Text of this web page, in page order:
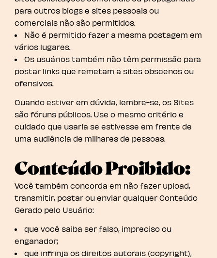
para outros blogs e sites pessoais ou
comerciais não são permitidos.
Não é permitido fazer a mesma postagem em
vários lugares.
Os usuários também não têm permissão para
postar links que remetam a sites obscenos ou
ofensivos.
Quando estiver em dúvida, lembre-se, os Sites
são fóruns públicos. Use o mesmo critério e
cuidado que usaria se estivesse em frente de
uma audiência de milhares de pessoas.
Conteúdo Proibido:
Você também concorda em não fazer upload,
transmitir, postar ou enviar qualquer Conteúdo
Gerado pelo Usuário:
que você saiba ser falso, impreciso ou
enganador;
que infrinja os direitos autorais (copyright),